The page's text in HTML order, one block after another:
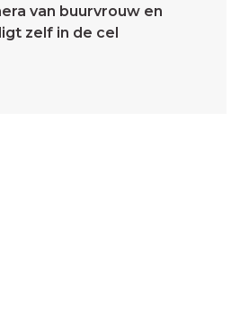
van buurvrouw en
zelf in de cel